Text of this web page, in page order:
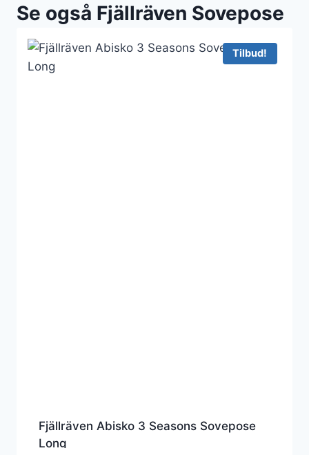
Se også Fjällräven Sovepose
Tilbud!
Fjällräven Abisko 3 Seasons Sovepose
Long